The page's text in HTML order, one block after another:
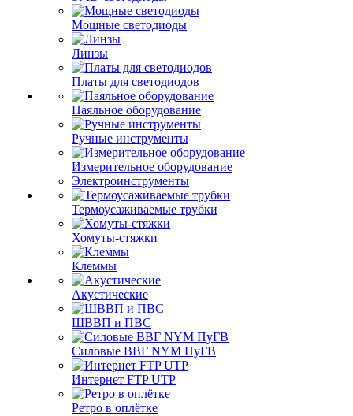
Мощные светодиоды
Линзы
Платы для светодиодов
Паяльное оборудование
Ручные инструменты
Измерительное оборудование
Электроинструменты
Термоусаживаемые трубки
Хомуты-стяжки
Клеммы
Акустические
ШВВП и ПВС
Силовые ВВГ NYM ПуГВ
Интернет FTP UTP
Ретро в оплётке